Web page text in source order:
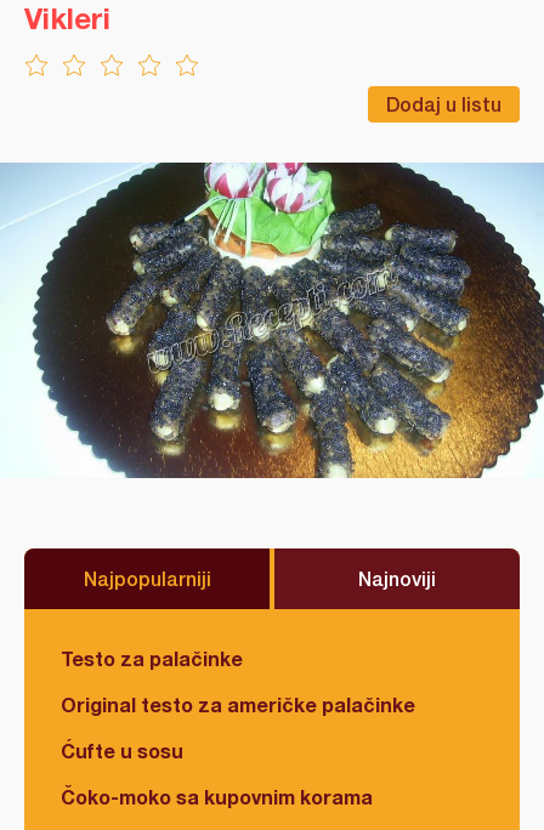
Dodaj u listu
Vikleri
Najpopularniji Najnoviji
Testo za palačinke
Original testo za američke palačinke
Ćufte u sosu
Čoko-moko sa kupovnim korama